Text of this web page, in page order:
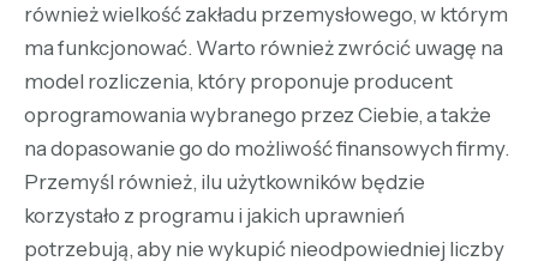
również wielkość zakładu przemysłowego, w którym
ma funkcjonować. Warto również zwrócić uwagę na
model rozliczenia, który proponuje producent
oprogramowania wybranego przez Ciebie, a także
na dopasowanie go do możliwość finansowych firmy.
Przemyśl również, ilu użytkowników będzie
korzystało z programu i jakich uprawnień
potrzebują, aby nie wykupić nieodpowiedniej liczby